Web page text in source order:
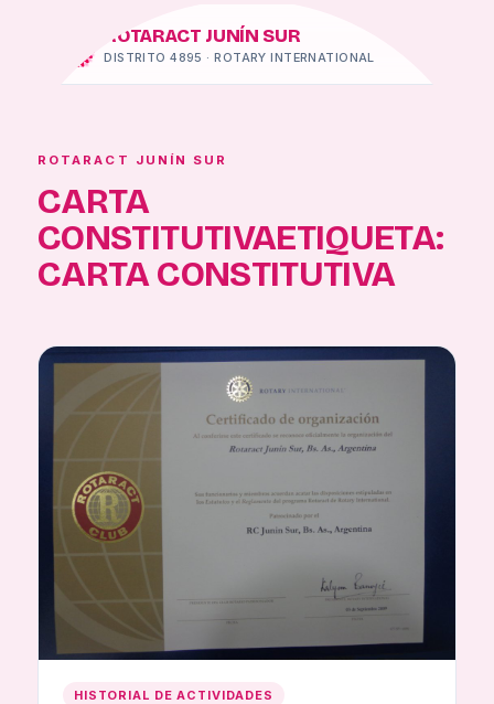
ROTARACT JUNÍN SUR
DISTRITO 4895 · ROTARY INTERNATIONAL
ROTARACT JUNÍN SUR
CARTA
CONSTITUTIVAETIQUETA:
CARTA CONSTITUTIVA
HISTORIAL DE ACTIVIDADES